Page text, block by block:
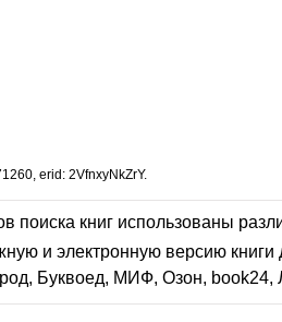
erid: 2VfnxyNkZrY.
поиска книг использованы
и электронную версию
Буквоед, МИФ, Озон, book24,